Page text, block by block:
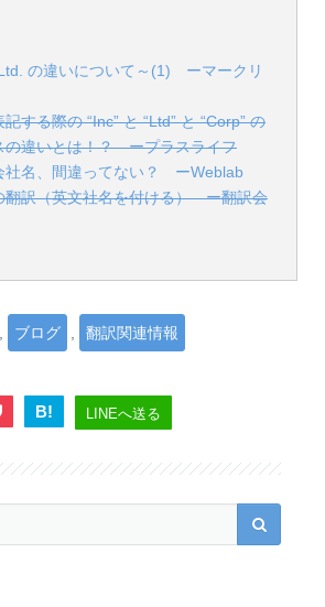
の違いについて～(1) ーマークリ
する際の “Inc” と “Ltd” と “Corp” の
の違いとは！？ ープラスライフ
社名、間違ってない？ ーWeblab
翻訳（英文社名を付ける） ー翻訳会
ブログ 翻訳関連情報
B! LINEへ送る